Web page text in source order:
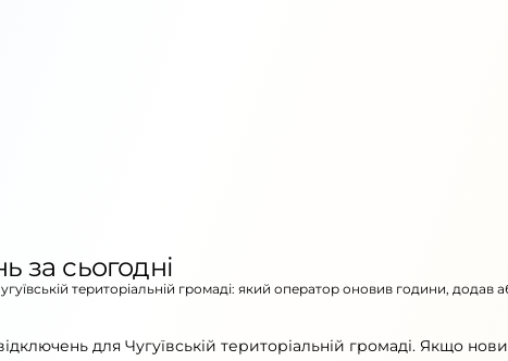
за сьогодні
територіальній громаді: який оператор оновив години, додав
для Чугуївській територіальній громаді. Якщо